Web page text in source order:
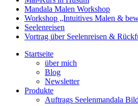
Mandala Malen Workshop
Workshop „Intuitives Malen &
Seelenreisen
Vortrag über Seelenreisen &
Startseite
über mich
Blog
Newsletter
Produkte
Auftrags Seelenmandala